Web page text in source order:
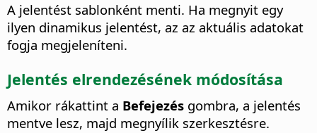
A jelentést sablonként menti. Ha megnyit egy
ilyen dinamikus jelentést, az az aktuális adatokat
fogja megjeleníteni.
Jelentés elrendezésének módosítása
Amikor rákattint a Befejezés gombra, a jelentés
mentve lesz, majd megnyílik szerkesztésre.